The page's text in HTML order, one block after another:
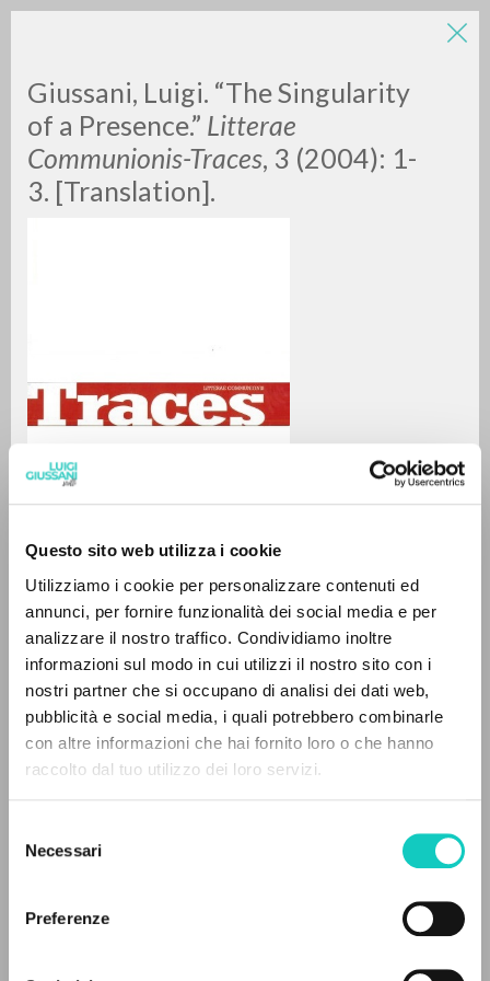
Questo sito web utilizza i cookie
Utilizziamo i cookie per personalizzare contenuti ed
annunci, per fornire funzionalità dei social media e per
analizzare il nostro traffico. Condividiamo inoltre
informazioni sul modo in cui utilizzi il nostro sito con i
nostri partner che si occupano di analisi dei dati web,
pubblicità e social media, i quali potrebbero combinarle
con altre informazioni che hai fornito loro o che hanno
raccolto dal tuo utilizzo dei loro servizi.
delNecessari
Preferenze
Giussani, Luigi. “The Singularity
of a Presence.” Litterae
Communionis-Traces, 3 (2004): 1-
3. [Translation].
Giussani LuigiAutore
Inglese
Litterae Communionis-Traces
2004
Pagine: 3
LUIGI
GIUSSANI
0DOCUMENTI TROVATI
RISULTATI SUCCESSIVI